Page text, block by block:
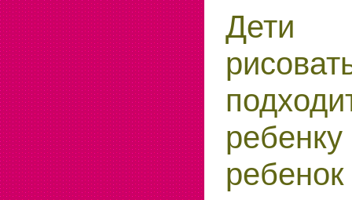
Дети